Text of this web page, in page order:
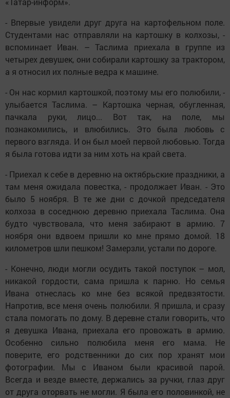
- Впервые увидели друг друга на картофельном поле.
Студентами нас отправляли на картошку в колхозы, -
вспоминает Иван. – Таслима приехала в группе из
четырех девушек, они собирали картошку за трактором,
а я относил их полные ведра к машине.
- Он нас кормил картошкой, поэтому мы его полюбили, -
улыбается Таслима. – Картошка черная, обугленная,
пачкала руки, лицо... Вот так, на поле, мы
познакомились, и влюбились. Это была любовь с
первого взгляда. И он был моей первой любовью. Тогда
я была готова идти за ним хоть на край света.
- Приехал к себе в деревню на октябрьские праздники, а
там меня ожидала повестка, - продолжает Иван. - Это
было 5 ноября. В те же дни с дочкой председателя
колхоза в соседнюю деревню приехала Таслима. Она
будто чувствовала, что меня забирают в армию. 7
ноября они вдвоем пришли ко мне прямо домой. 18
километров шли пешком! Замерзли, устали по дороге.
- Конечно, люди могли осудить такой поступок – мол,
никакой гордости, сама пришла к парню. Но семья
Ивана отнеслась ко мне без всякой предвзятости.
Напротив, все меня очень полюбили. Я пришла, и сразу
стала помогать по дому. В деревне стали говорить, что
я девушка Ивана, приехала его провожать в армию.
Особенно сильно полюбила меня его мама. Не
поверите, его родственники до сих пор хранят мои
фотографии. Мы с Иваном были красивой парой.
Всегда и везде вместе, держались за ручки, глаз друг
от друга оторвать не могли. Я была его половинкой, не